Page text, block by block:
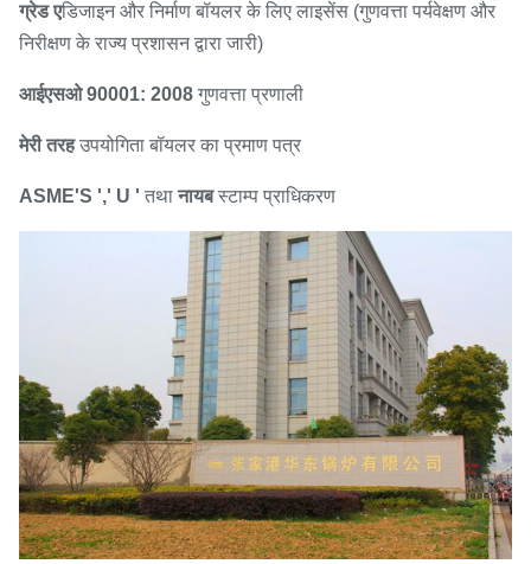
ग्रेड एडिजाइन और निर्माण बॉयलर के लिए लाइसेंस (गुणवत्ता पर्यवेक्षण और
निरीक्षण के राज्य प्रशासन द्वारा जारी)
आईएसओ 90001: 2008 गुणवत्ता प्रणाली
मेरी तरहउपयोगिता बॉयलर का प्रमाण पत्र
ASME'S ',' U ' तथानायबस्टाम्प प्राधिकरण